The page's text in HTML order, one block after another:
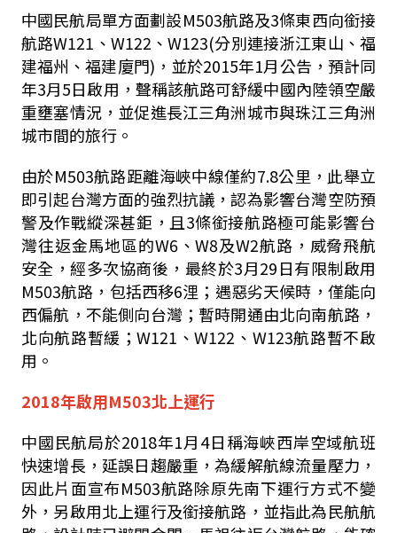
中國民航局單方面劃設M503航路及3條東西向銜接
航路W121 、 W122 、W123(分別連接浙江東山、福
建福州、福建廈門) ，並於2015年1月公告，預計同
年3月5日啟用，聲稱該航路可舒緩中國內陸領空嚴
重壅塞情況，並促進長江三角洲城市與珠江三角洲
城市間的旅行。
由於M503航路距離海峽中線僅約7.8公里，此舉立
即引起台灣方面的強烈抗議，認為影響台灣空防預
警及作戰縱深甚鉅，且3條銜接航路極可能影響台
灣往返金馬地區的W6、W8及W2航路，威脅飛航
安全，經多次協商後，最終於3月29日有限制啟用
M503航路，包括西移6浬；遇惡劣天候時，僅能向
西偏航，不能側向台灣；暫時開通由北向南航路，
北向航路暫緩； W121 、W122 、 W123航路暫不啟
用。
2018年啟用M503北上運行
中國民航局於2018年1月4日稱海峽西岸空域航班
快速增長，延誤日趨嚴重，為緩解航線流量壓力，
因此片面宣布M503航路除原先南下運行方式不變
外，另啟用北上運行及銜接航路，並指此為民航航